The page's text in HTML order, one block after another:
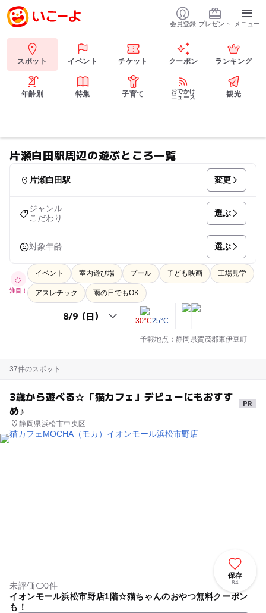
会員登録 プレゼント メニュー
スポット イベント チケット クーポン ランキング
年齢別 特集 子育て
おでかけ
ニュース
観光
片瀬白田駅周辺の遊ぶところ一覧
片瀬白田駅 変更
ジャンル
こだわり
選ぶ
対象年齢 選ぶ
注目！
イベント 室内遊び場 プール 子ども映画 工場見学
アスレチック 雨の日でもOK
30°C25°C
予報地点：静岡県賀茂郡東伊豆町
37件のスポット
3歳から遊べる☆「猫カフェ」デビューにもおすす
め♪
静岡県浜松市中央区
保存
84
未評価
0件
イオンモール浜松市野店1階☆猫ちゃんのおやつ無料クーポン
も！